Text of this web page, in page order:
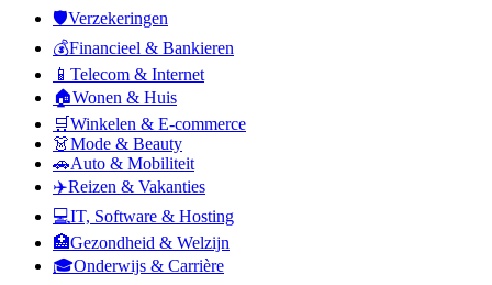
🛡️Verzekeringen
💰Financieel & Bankieren
📱 Telecom & Internet
🏠Wonen & Huis
🛒Winkelen & E-commerce
👗Mode & Beauty
🚗Auto & Mobiliteit
✈️Reizen & Vakanties
💻IT, Software & Hosting
🏥Gezondheid & Welzijn
🎓Onderwijs & Carrière